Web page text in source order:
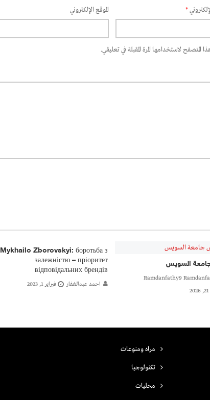
* الموقع الإلكتروني
لاستخدامها المرة المقبلة في تعليقي.
السويس
Ramdanfathy9
Mykhailo Zborovskyi: боротьба з
залежністю – пріоритет
відповідальних брендів
احمد عبدالغفار فبراير 1, 2023
مراه ومنوعات
تكنولوجيا
محليات